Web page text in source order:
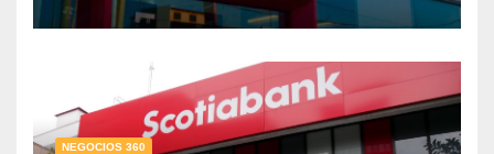
crediticio
NEGOCIOS 360